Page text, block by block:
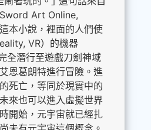
Art Online,
本小說，裡面的人們使
VR）的機器
全潛行至遊戲刀劍神域
恩葛朗特進行冒險。進
死亡，等同於現實中的
來也可以進入虛擬世界
開始，元宇宙就已經扎